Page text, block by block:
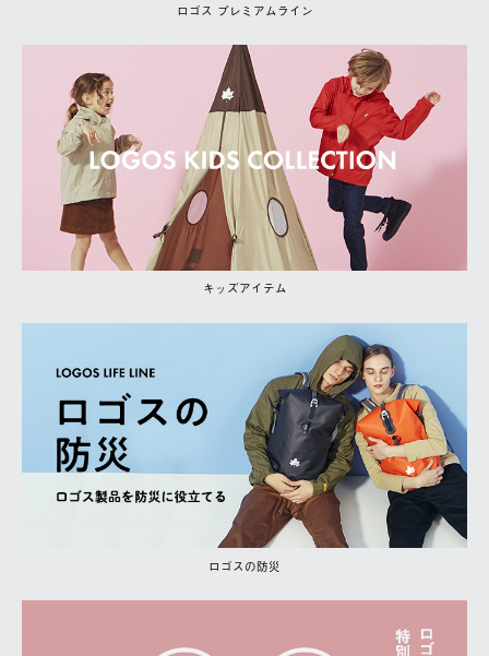
ロゴス プレミアムライン
キッズアイテム
ロゴスの防災